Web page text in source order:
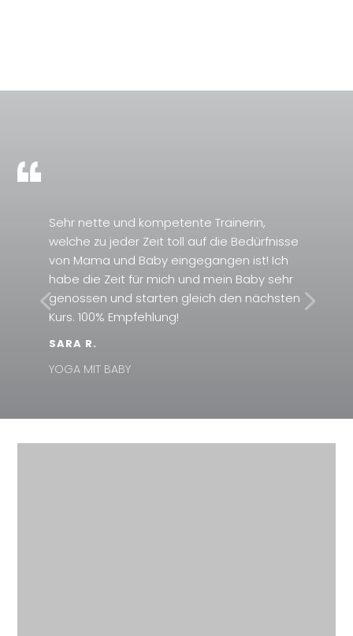
Sehr nette und kompetente Trainerin,
welche zu jeder Zeit toll auf die Bedürfnisse
von Mama und Baby eingegangen ist! Ich
habe die Zeit für mich und mein Baby sehr
genossen und starten gleich den nächsten
Kurs. 100% Empfehlung!
SARA R.
YOGA MIT BABY